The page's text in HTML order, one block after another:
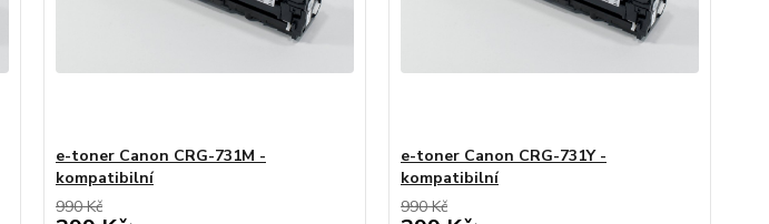
e-toner Canon CRG-731M -
kompatibilní
990 Kč
e-toner Canon CRG-731Y -
kompatibilní
990 Kč